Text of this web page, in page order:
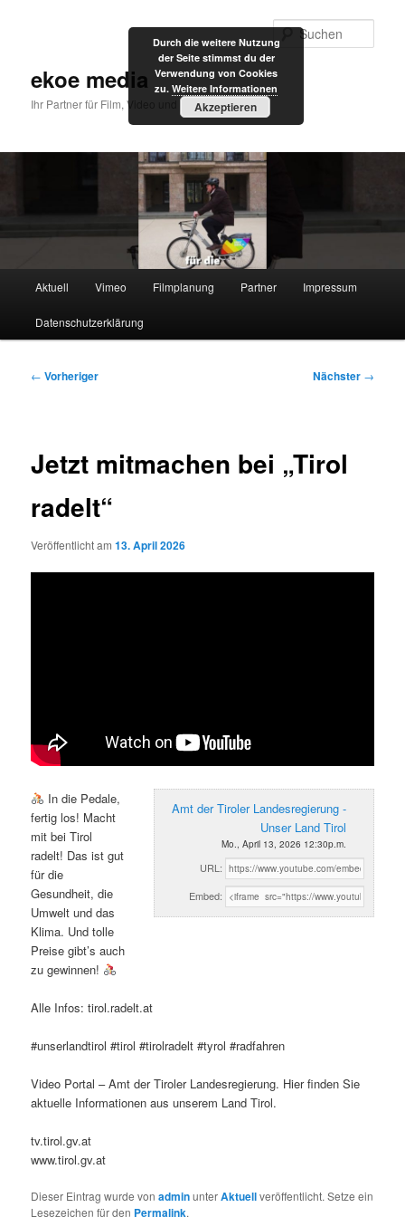
ekoe media
Ihr Partner für Film, Video und Internet
Aktuell Vimeo Filmplanung Partner Impressum
Datenschutzerklärung
Beitragsnavigation
← Vorheriger Nächster →
Jetzt mitmachen bei „Tirol
radelt“
Veröffentlicht am13. April 2026
Amt der Tiroler Landesregierung -
Unser Land Tirol
Mo., April 13, 2026 12:30p.m.
URL:
Embed:
In die Pedale,
fertig los! Macht
mit bei Tirol
radelt! Das ist gut
für die
Gesundheit, die
Umwelt und das
Klima. Und tolle
Preise gibt’s auch
zu gewinnen!
Alle Infos: tirol.radelt.at
#unserlandtirol #tirol #tirolradelt #tyrol #radfahren
Video Portal – Amt der Tiroler Landesregierung. Hier finden Sie
aktuelle Informationen aus unserem Land Tirol.
tv.tirol.gv.at
www.tirol.gv.at
Dieser Eintrag wurde vonadminunterAktuellveröffentlicht. Setze ein
Lesezeichen für den Permalink.
Durch die weitere Nutzung
der Seite stimmst du der
Verwendung von Cookies
zu. Weitere Informationen
Akzeptieren